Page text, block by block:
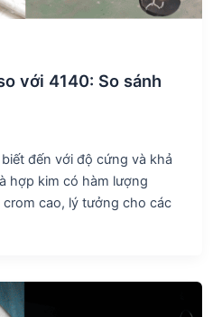
với 4140: So sánh
đến với độ cứng và khả
hợp kim có hàm lượng
cao, lý tưởng cho các